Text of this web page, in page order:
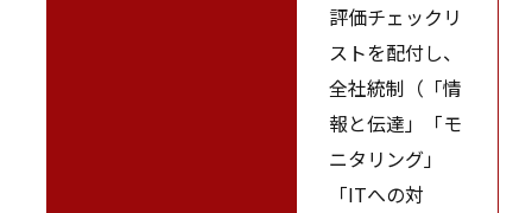
評価チェックリ
ストを配付し、
全社統制（「情
報と伝達」「モ
ニタリング」
「ITへの対